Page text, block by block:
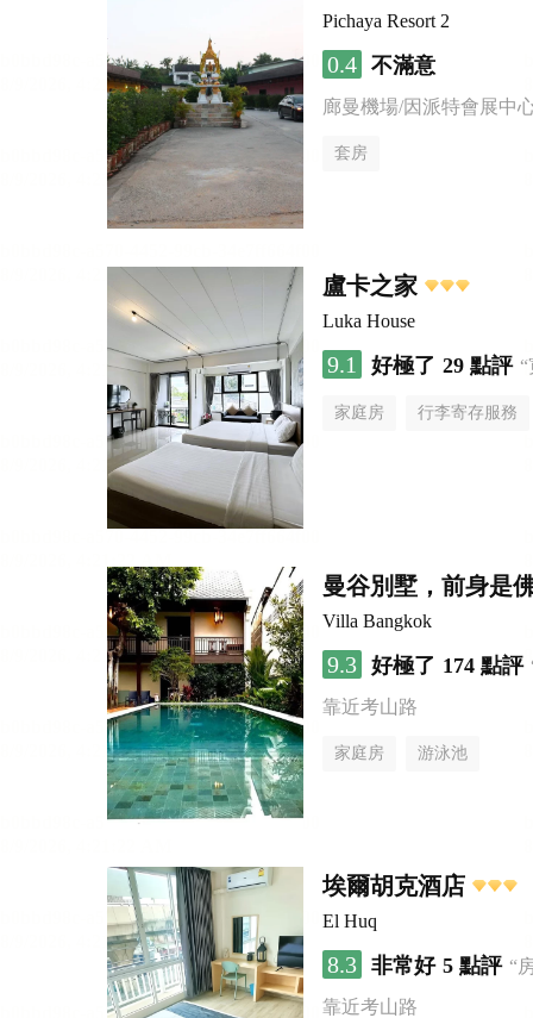
Pichaya Resort 2
0.4 不滿意
廊曼機場/因派特會展中
套房
盧卡之家
Luka House
9.1 好極了 29 點評
家庭房 行李寄存服務
曼谷別墅，前身是
Villa Bangkok
9.3 好極了 174 點評
靠近考山路
家庭房 游泳池
埃爾胡克酒店
El Huq
8.3 非常好 5 點評 “
靠近考山路